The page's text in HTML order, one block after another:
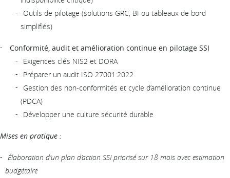
Outils de pilotage (solutions GRC, BI ou tableaux de bord
simplifiés)
Conformité, audit et amélioration continue en pilotage SSI
Exigences clés NIS2 et DORA
Préparer un audit ISO 27001:2022
Gestion des non-conformités et cycle d’amélioration continue
(PDCA)
Développer une culture sécurité durable
Mises en pratique :
Élaboration d’un plan d’action SSI priorisé sur 18 mois avec estimation
budgétaire